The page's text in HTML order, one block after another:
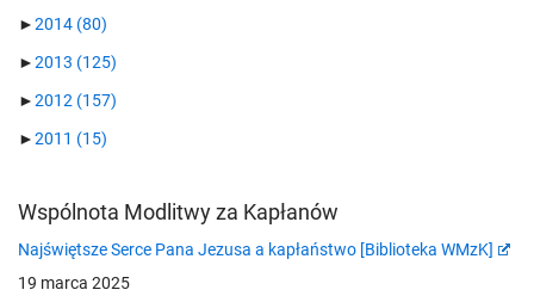
►2014 (80)
►2013 (125)
►2012 (157)
►2011 (15)
Wspólnota Modlitwy za Kapłanów
Najświętsze Serce Pana Jezusa a kapłaństwo [Biblioteka WMzK]
19 marca 2025